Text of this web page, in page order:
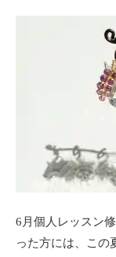
6月個人レッスン
った方には、この